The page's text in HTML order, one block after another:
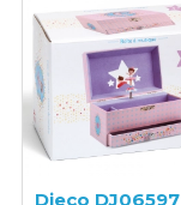
Djeco DJ06597